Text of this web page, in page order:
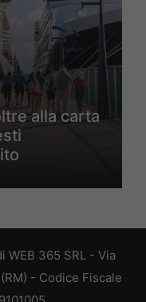
alla carta
365 SRL - Via
- Codice Fiscale